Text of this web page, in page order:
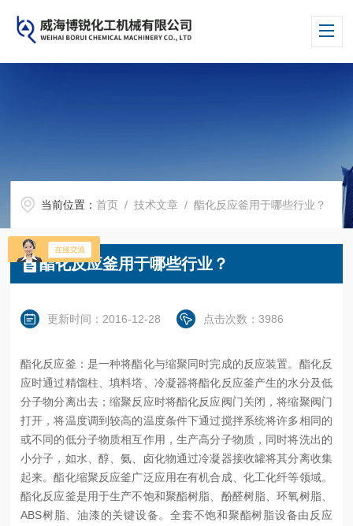
当前位置：首页 /技术文章 / 酯化反应釜用于哪些行业？
酯化反应釜用于哪些行业？
更新时间：2016-12-28 点击次数：3986
酯化反应釜：是一种将酯化与缩聚同时完成的反应装置。酯化反
应时通过精馏柱、填料塔、冷凝器将酯化反应釜产生的水分及低
分子物分离出去；缩聚反应时将酯化反应阀门关闭，将缩聚阀门
打开，将温度调到较高的温度条件下通过搅拌系统将许多相同的
或不同的低分子物质相互作用，生产高分子物质，同时将洗出的
小分子，如水、醇、氨、卤化物通过冷凝器接收罐将其分离收集
起来。酯化缩聚反应釜广泛应用在有机合成、化工化纤等领域。
酯化反应釜是用于生产不饱和聚酯树脂、酚醛树脂、环氧树脂、
ABS树脂、油漆的关键设备。全套不饱和聚酯树脂设备由反应